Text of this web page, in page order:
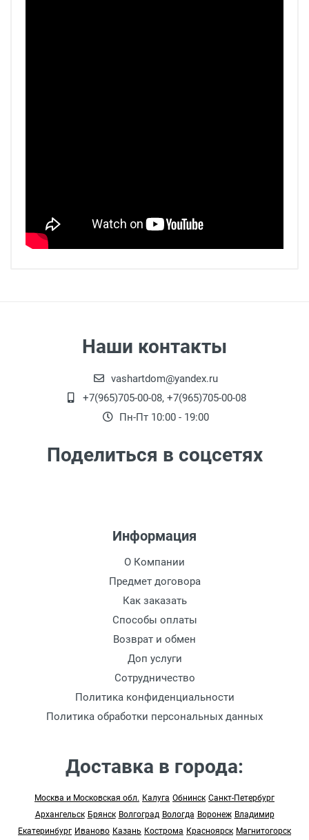
Наши контакты
vashartdom@yandex.ru
+7(965)705-00-08, +7(965)705-00-08
Пн-Пт 10:00 - 19:00
Поделиться в соцсетях
Информация
О Компании
Предмет договора
Как заказать
Способы оплаты
Возврат и обмен
Доп услуги
Сотрудничество
Политика конфиденциальности
Политика обработки персональных данных
Доставка в города:
Москва и Московская обл. Калуга Обнинск Санкт-Петербург
Архангельск Брянск Волгоград Вологда Воронеж Владимир
Екатеринбург Иваново Казань Кострома Красноярск Магнитогорск